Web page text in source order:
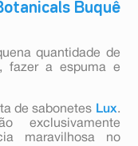
Buquê
quantidade de
fazer a espuma e
de sabonetes Lux.
exclusivamente
maravilhosa no